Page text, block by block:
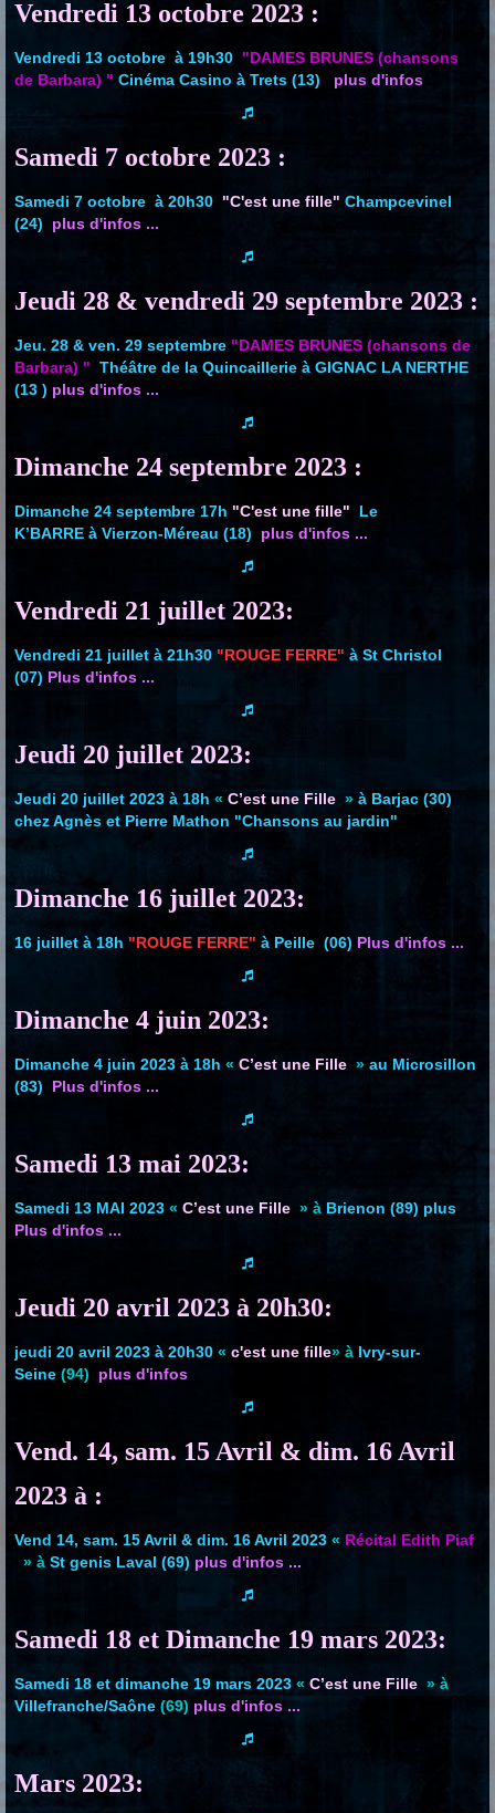
Vendredi 13 octobre 2023 :
Vendredi 13 octobre à 19h30 "DAMES BRUNES (chansons
de Barbara) " Cinéma Casino à Trets (13) plus d'infos
Samedi 7 octobre 2023 :
Samedi 7 octobre à 20h30 "C'est une fille" Champcevinel
(24) plus d'infos ...
Jeudi 28 & vendredi 29 septembre 2023 :
Jeu. 28 & ven. 29 septembre "DAMES BRUNES (chansons de
Barbara) " Théâtre de la Quincaillerie à GIGNAC LA NERTHE
(13 ) plus d'infos ...
Dimanche 24 septembre 2023 :
Dimanche 24 septembre 17h "C'est une fille"
Le
K’BARRE à Vierzon-Méreau (18)
plus d'infos ...
Vendredi 21 juillet 2023:
Vendredi 21 juillet à 21h30 "ROUGE FERRE" à St Christol
(07) Plus d'infos ...
Jeudi 20 juillet 2023:
Jeudi 20 juillet 2023 à 18h « C’est une Fille » à Barjac (30)
chez Agnès et Pierre Mathon "Chansons au jardin"
Dimanche 16 juillet 2023:
16 juillet à 18h "ROUGE FERRE" à Peille (06) Plus d'infos ...
Dimanche 4 juin 2023:
Dimanche 4 juin 2023 à 18h « C’est une Fille » au Microsillon
(83)
Plus d'infos ...
Samedi 13 mai 2023:
Samedi 13 MAI 2023 « C’est une Fille » à Brienon (89) plus
Plus d'infos ...
Jeudi 20 avril 2023 à 20h30:
jeudi 20 avril 2023 à 20h30 « c'est une fille» à Ivry-sur-
Seine (94) plus d'infos
Vend. 14, sam. 15 Avril & dim. 16 Avril
2023 à :
Vend 14, sam. 15 Avril & dim. 16 Avril 2023 « Récital Edith Piaf
» à St genis Laval (69) plus d'infos ...
Samedi 18 et Dimanche 19 mars 2023:
Samedi 18 et dimanche 19 mars 2023 « C’est une Fille » à
Villefranche/Saône (69) plus d'infos ...
Mars 2023: